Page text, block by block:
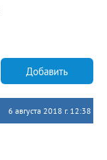
Добавить
6 августа 2018 г. 12:38